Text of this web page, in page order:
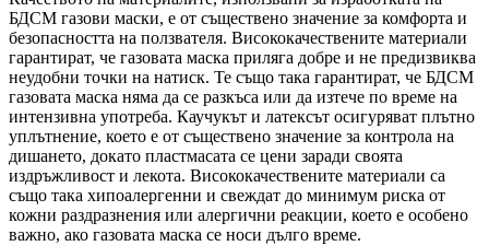
БДСМ газови маски, е от съществено значение за комфорта и
безопасността на ползвателя. Висококачествените материали
гарантират, че газовата маска приляга добре и не предизвиква
неудобни точки на натиск. Те също така гарантират, че БДСМ
газовата маска няма да се разкъса или да изтече по време на
интензивна употреба. Каучукът и латексът осигуряват плътно
уплътнение, което е от съществено значение за контрола на
дишането, докато пластмасата се цени заради своята
издръжливост и лекота. Висококачествените материали са
също така хипоалергенни и свеждат до минимум риска от
кожни раздразнения или алергични реакции, което е особено
важно, ако газовата маска се носи дълго време.